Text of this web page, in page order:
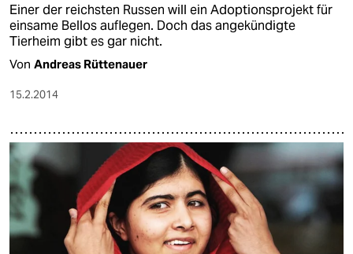
Einer der reichsten Russen will ein Adoptionsprojekt für
einsame Bellos auflegen. Doch das angekündigte
Tierheim gibt es gar nicht.
Von Andreas Rüttenauer
15.2.2014